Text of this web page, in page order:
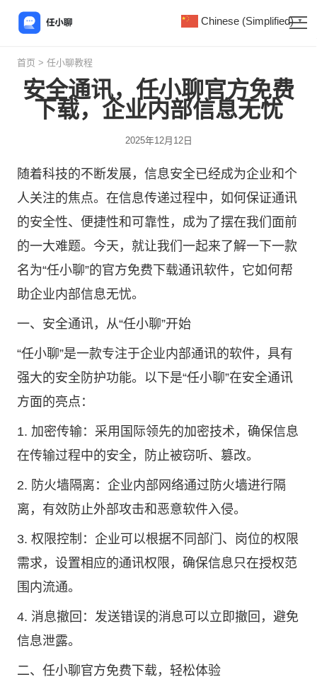
首页 > 任小聊教程
安全通讯，任小聊官方免费
下载，企业内部信息无忧
2025年12月12日
随着科技的不断发展，信息安全已经成为企业和个
人关注的焦点。在信息传递过程中，如何保证通讯
的安全性、便捷性和可靠性，成为了摆在我们面前
的一大难题。今天，就让我们一起来了解一下一款
名为“任小聊”的官方免费下载通讯软件，它如何帮
助企业内部信息无忧。
一、安全通讯，从“任小聊”开始
“任小聊”是一款专注于企业内部通讯的软件，具有
强大的安全防护功能。以下是“任小聊”在安全通讯
方面的亮点：
1. 加密传输：采用国际领先的加密技术，确保信息
在传输过程中的安全，防止被窃听、篡改。
2. 防火墙隔离：企业内部网络通过防火墙进行隔
离，有效防止外部攻击和恶意软件入侵。
3. 权限控制：企业可以根据不同部门、岗位的权限
需求，设置相应的通讯权限，确保信息只在授权范
围内流通。
4. 消息撤回：发送错误的消息可以立即撤回，避免
信息泄露。
二、任小聊官方免费下载，轻松体验
Chinese (Simplified) ▼